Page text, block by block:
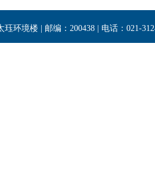
环境楼 | 邮编：200438 | 电话：021-